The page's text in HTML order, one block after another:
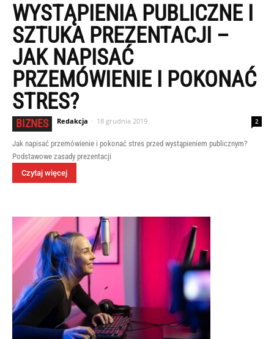
WYSTĄPIENIA PUBLICZNE I
SZTUKA PREZENTACJI –
JAK NAPISAĆ
PRZEMÓWIENIE I POKONAĆ
STRES?
BIZNES Redakcja - 18 grudnia 2019 2
Jak napisać przemówienie i pokonać stres przed wystąpieniem publicznym?
Podstawowe zasady prezentacji
Czytaj więcej